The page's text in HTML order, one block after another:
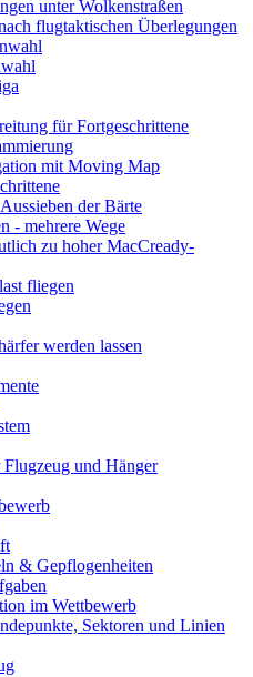
unter Wolkenstraßen
flugtaktischen Überlegungen
für Fortgeschrittene
mit Moving Map
der Bärte
- mehrere Wege
zu hoher MacCready-
fliegen
werden lassen
und Hänger
& Gepflogenheiten
im Wettbewerb
Sektoren und Linien